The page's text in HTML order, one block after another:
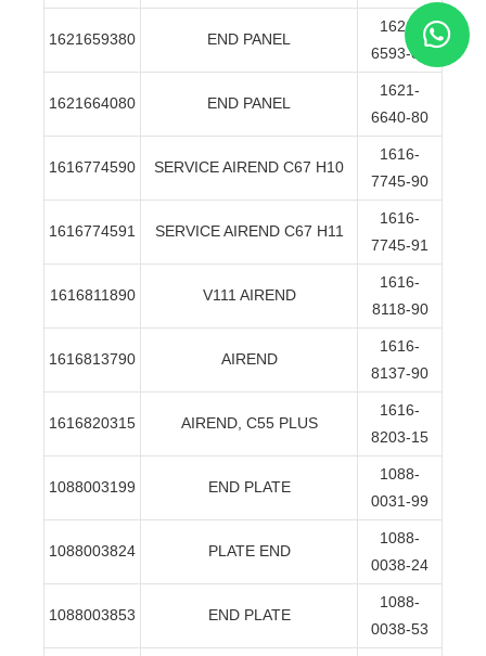
1621659380 END PANEL
1621-
6593-80
1621664080 END PANEL
1621-
6640-80
1616774590 SERVICE AIREND C67 H10
1616-
7745-90
1616774591 SERVICE AIREND C67 H11
1616-
7745-91
1616811890 V111 AIREND
1616-
8118-90
1616813790 AIREND
1616-
8137-90
1616820315 AIREND, C55 PLUS
1616-
8203-15
1088003199 END PLATE
1088-
0031-99
1088003824 PLATE END
1088-
0038-24
1088003853 END PLATE
1088-
0038-53